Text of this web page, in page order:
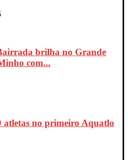
brilha no Grande
com...
atletas no primeiro Aquatlo